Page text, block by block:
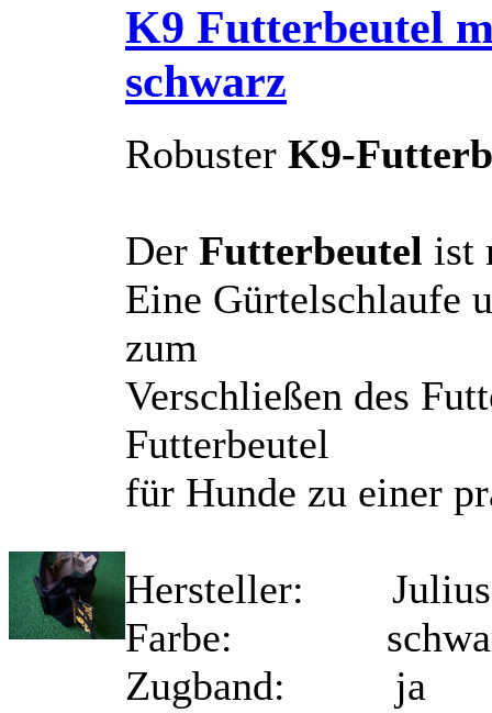
K9 Futterbeutel
schwarz
Robuster K9-
Der Futterbeutel ist
Eine Gürtelschlaufe
zum
Verschließen des
Futterbeutel
für Hunde zu einer
Hersteller:
Farbe:
Zugband: ja